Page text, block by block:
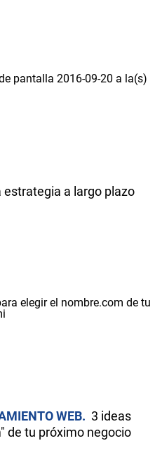
estrategia a largo plazo
WEB
3 ideas
de tu próximo negocio